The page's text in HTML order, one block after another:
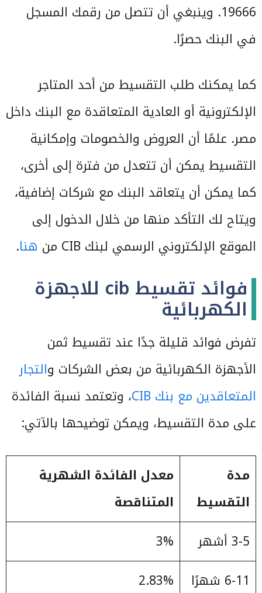
19666. وينبغي أن تتصل من رقمك المسجل
في البنك حصرًا.
كما يمكنك طلب التقسيط من أحد المتاجر
الإلكترونية أو العادية المتعاقدة مع البنك داخل
مصر. علمًا أن العروض والخصومات وإمكانية
التقسيط يمكن أن تتعدل من فترة إلى أخرى،
كما يمكن أن يتعاقد البنك مع شركات إضافية،
ويتاح لك التأكد منها من خلال الدخول إلى
الموقع الإلكتروني الرسمي لبنك CIB من
هنا.
فوائد تقسيط cib للاجهزة
الكهربائية
تفرض فوائد قليلة جدًا عند تقسيط ثمن
الأجهزة الكهربائية من بعض الشركات والتجار
المتعاقدين مع بنك CIB
، وتعتمد نسبة الفائدة
على مدة التقسيط، ويمكن توضيحها بالآتي:
مدة
التقسيط
معدل الفائدة الشهرية
المتناقصة
3-5 أشهر
3%
6-11 شهرًا
2.83%